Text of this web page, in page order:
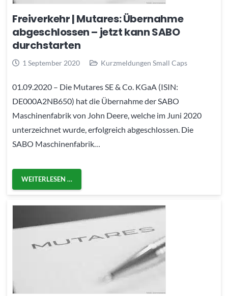
Freiverkehr | Mutares: Übernahme
abgeschlossen – jetzt kann SABO
durchstarten
1 September 2020 Kurzmeldungen Small Caps
01.09.2020 – Die Mutares SE & Co. KGaA (ISIN:
DE000A2NB650) hat die Übernahme der SABO
Maschinenfabrik von John Deere, welche im Juni 2020
unterzeichnet wurde, erfolgreich abgeschlossen. Die
SABO Maschinenfabrik…
WEITERLESEN …